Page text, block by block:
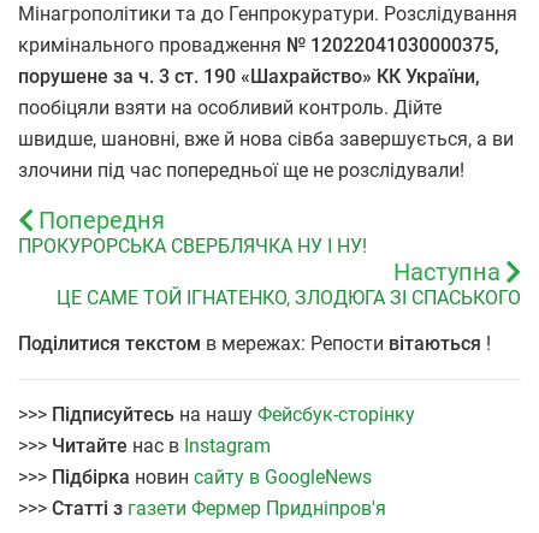
Мінагрополітики та до Генпрокуратури. Розслідування
кримінального провадження № 12022041030000375,
порушене за ч. 3 ст. 190 «Шахрайство» КК України,
пообіцяли взяти на особливий контроль. Дійте
швидше, шановні, вже й нова сівба завершується, а ви
злочини під час попередньої ще не розслідували!
Попередня
ПРОКУРОРСЬКА СВЕРБЛЯЧКА НУ І НУ!
Наступна
ЦЕ САМЕ ТОЙ ІГНАТЕНКО, ЗЛОДЮГА ЗІ СПАСЬКОГО
Поділитися текстом в мережах: Репости вітаються !
>>> Підписуйтесь на нашу Фейсбук-сторінку
>>> Читайте нас в Instagram
>>> Підбірка новин сайту в GoogleNews
>>> Статті з газети Фермер Придніпров'я